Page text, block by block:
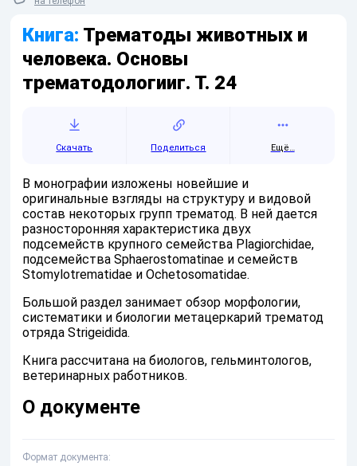
Книга: Трематоды животных и
человека. Основы
трематодологииг. Т. 24
Скачать Поделиться Ещё…
В монографии изложены новейшие и
оригинальные взгляды на структуру и видовой
состав некоторых групп трематод. В ней дается
разносторонняя характеристика двух
подсемейств крупного семейства Plagiorchidae,
подсемейства Sphaerostomatinae и семейств
Stomylotrematidae и Ochetosomatidae.
Большой раздел занимает обзор морфологии,
систематики и биологии метацеркарий трематод
отряда Strigeidida.
Книга рассчитана на биологов, гельминтологов,
ветеринарных работников.
О документе
Формат документа